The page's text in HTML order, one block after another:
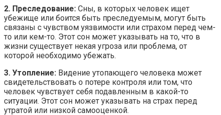
2. Преследование: Сны, в которых человек ищет
убежище или боится быть преследуемым, могут быть
связаны с чувством уязвимости или страхом перед чем-
то или кем-то. Этот сон может указывать на то, что в
жизни существует некая угроза или проблема, от
которой необходимо убежать.
3. Утопление: Видение утопающего человека может
свидетельствовать о потере контроля или том, что
человек чувствует себя подавленным в какой-то
ситуации. Этот сон может указывать на страх перед
утратой или низкой самооценкой.